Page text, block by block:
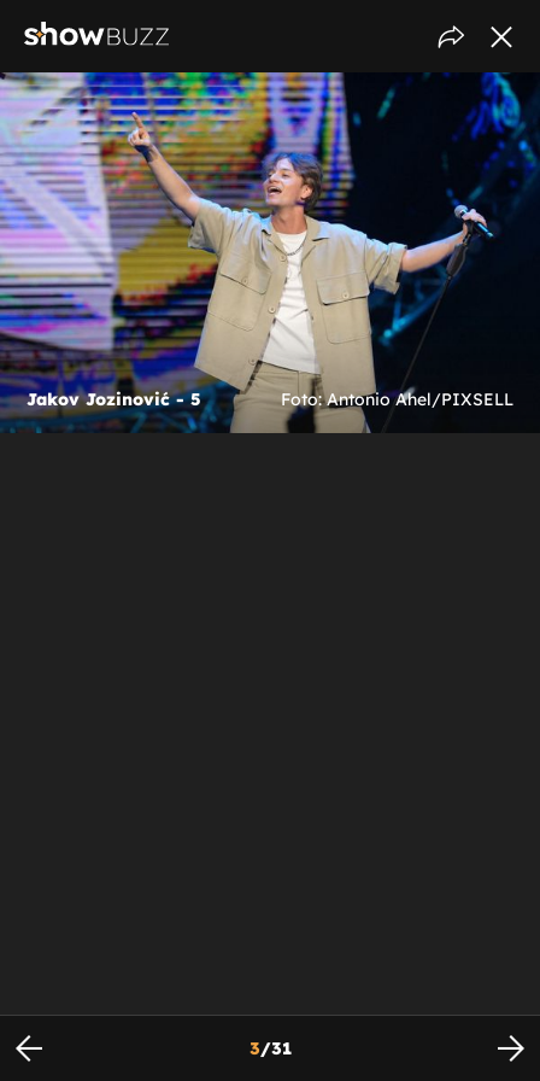
Jakov Jozinović - 5 Foto: Antonio Ahel/PIXSELL
3/31